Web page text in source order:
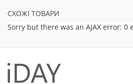
СХОЖІ ТОВАРИ
Sorry but there was an AJAX error: 0